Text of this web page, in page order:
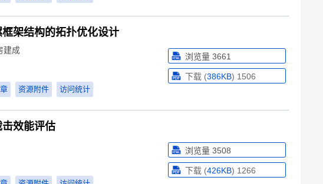
架结构的拓扑优化设计
建成
资源附件 访问统计
浏览量 3661
下载 (386KB) 1506
效能评估
浏览量 3508
下载 (426KB) 1266